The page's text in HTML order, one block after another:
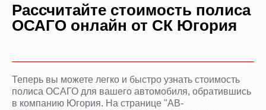
Рассчитайте стоимость полиса
ОСАГО онлайн от СК Югория
Теперь вы можете легко и быстро узнать стоимость
полиса ОСАГО для вашего автомобиля, обратившись
в компанию Югория. На странице "АВ-